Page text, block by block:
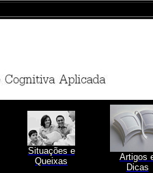
Situações e
Queixas
Artigos
Dicas